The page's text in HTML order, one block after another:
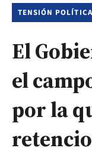
TENSIÓN POLÍTICA
El
el
por la